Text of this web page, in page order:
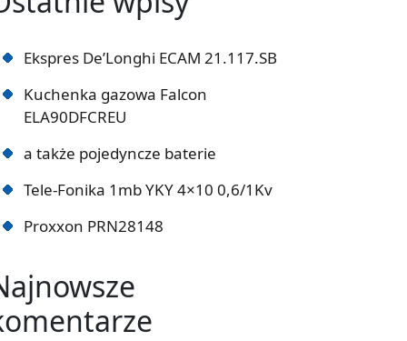
Ekspres De’Longhi ECAM 21.117.SB
Kuchenka gazowa Falcon
ELA90DFCREU
a także pojedyncze baterie
Tele-Fonika 1mb YKY 4×10 0,6/1Kv
Proxxon PRN28148